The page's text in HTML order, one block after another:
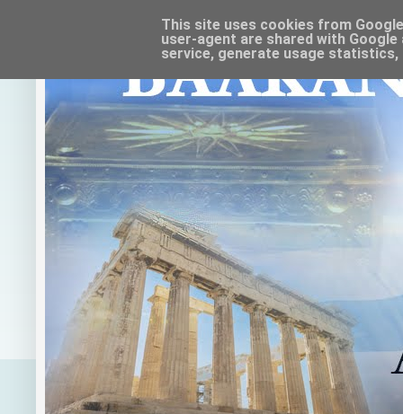
This site uses cookies from
user-agent are shared with
service, generate usage statistics,